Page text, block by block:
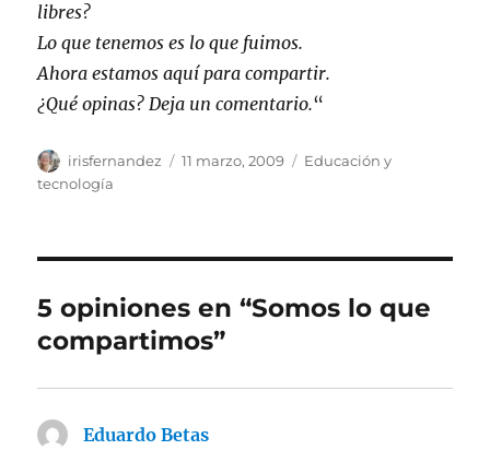
libres?
Lo que tenemos es lo que fuimos.
Ahora estamos aquí para compartir.
¿Qué opinas? Deja un comentario.“
Autor
irisfernandez
Publicado
11 marzo, 2009 Categorías
Educación y
tecnología
5 opiniones en “Somos lo que
compartimos”
Eduardo Betas